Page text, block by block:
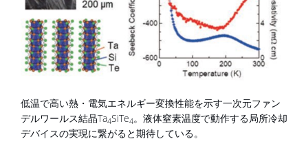
低温で高い熱・電気エネルギー変換性能を示す一次元ファン
デルワールス結晶Ta4SiTe4。液体窒素温度で動作する局所冷却
デバイスの実現に繋がると期待している。